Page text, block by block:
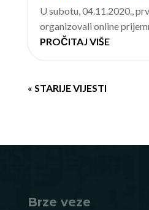
U subotu, 04.11.2020.,
organizovali online
PROČITAJ VIŠE
« STARIJE VIJESTI
Brze veze